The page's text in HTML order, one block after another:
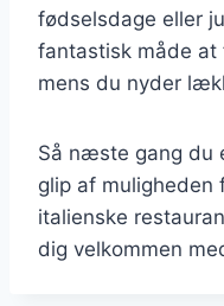
fødselsdage eller
fantastisk måde at
mens du nyder
Så næste gang du
glip af muligheden
italienske
dig velkommen